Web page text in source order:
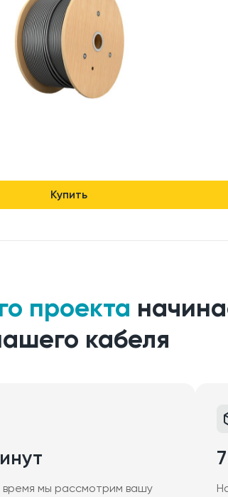
Купить
проекта
кабеля
время мы рассмотрим вашу